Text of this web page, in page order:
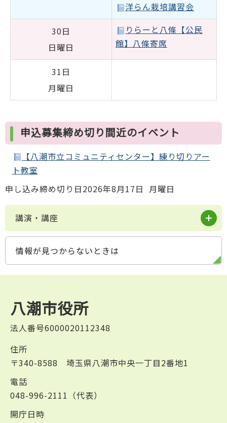
洋らん栽培講習会
30日
日曜日
りらーと八條【公民
館】八條寄席
31日
月曜日
申込募集締め切り間近のイベント
【八潮市立コミュニティセンター】練り切りアー
ト教室
申し込み締め切り日2026年8月17日 月曜日
講演・講座
情報が見つからないときは
八潮市役所
法人番号6000020112348
住所
〒340-8588 埼玉県八潮市中央一丁目2番地1
電話
048-996-2111（代表）
開庁日時